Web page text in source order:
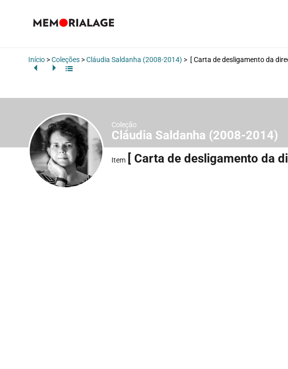
Início >Coleções >Cláudia Saldanha (2008-2014) > [ Carta de desligamento da
Coleção
Cláudia Saldanha (2008-2014)
Item [ Carta de desligamento da